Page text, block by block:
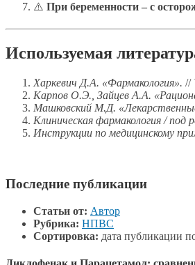
⚠️ При беременности – с
Используемая
Харкевич Д.А. «Фармакология». //
Карпов О.Э., Зайцев А.А.
Машковский М.Д.
Клиническая фармакология / под
Инструкции по медицинскому
Последние публикации
Статьи от: Автор
Рубрика: НПВС
Сортировка: дата публикации